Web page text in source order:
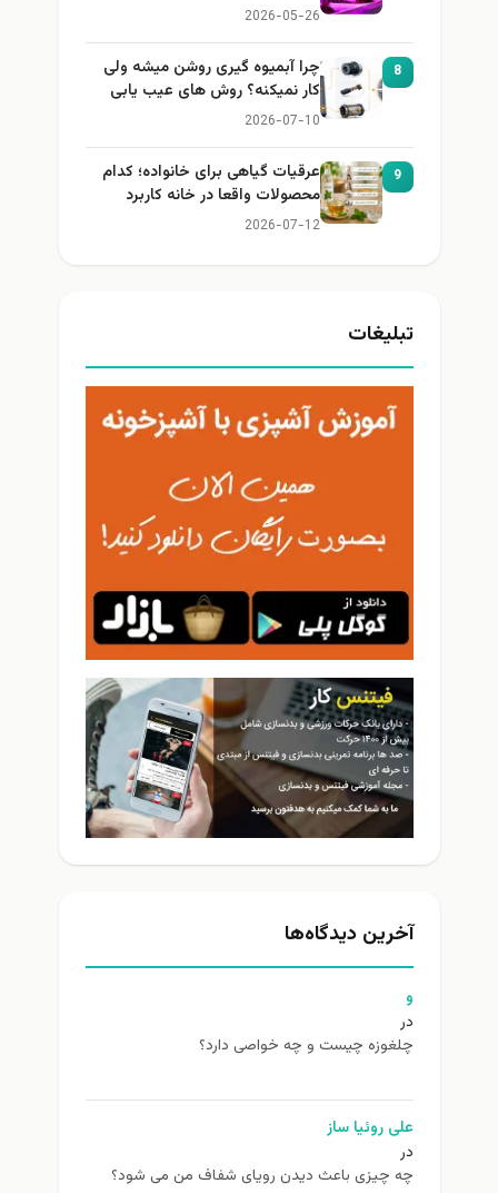
2026-05-26
8
چرا آبمیوه گیری روشن میشه ولی
کار نمیکنه؟ روش های عیب یابی
2026-07-10
9
عرقیات گیاهی برای خانواده؛ کدام
محصولات واقعا در خانه کاربرد
دارند؟
2026-07-12
تبلیغات
آخرین دیدگاه‌ها
و
در
چلغوزه چیست و چه خواصی دارد؟
علی روئیا ساز
در
چه چیزی باعث دیدن رویای شفاف من می شود؟